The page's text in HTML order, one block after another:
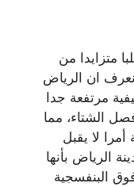
متزايدا من
ان الرياض
مرتفعة جدا
الشتاء، مما
لا يقبل
الرياض بأنها
البنفسجية